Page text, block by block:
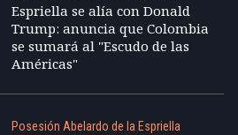
Espriella se alía con Donald
Trump: anuncia que Colombia
se sumará al "Escudo de las
Américas"
Posesión Abelardo de la Espriella